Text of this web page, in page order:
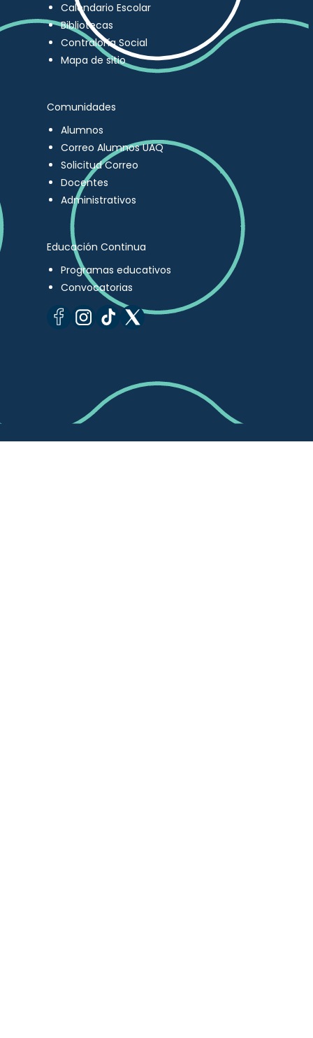
Calendario Escolar
Bibliotecas
Contraloría Social
Mapa de sitio
Comunidades
Alumnos
Correo Alumnos UAQ
Solicitud Correo
Docentes
Administrativos
Educación Continua
Programas educativos
Convocatorias